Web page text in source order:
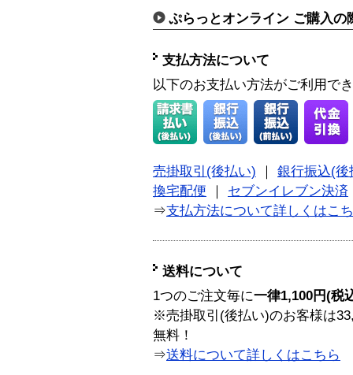
ぷらっとオンライン ご購入の
支払方法について
以下のお支払い方法がご利用で
売掛取引(後払い)
銀行振込(後
換宅配便
セブンイレブン決済
⇒支払方法について詳しくはこ
送料について
1つのご注文毎に一律1,100円(税
※売掛取引(後払い)のお客様は
無料！
⇒送料について詳しくはこちら